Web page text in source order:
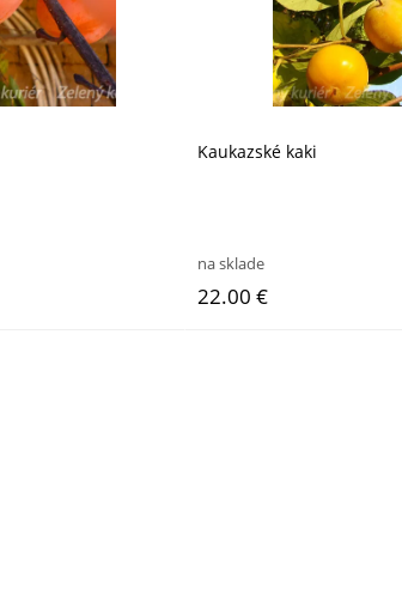
Kaukazské kaki
na sklade
22.00 €